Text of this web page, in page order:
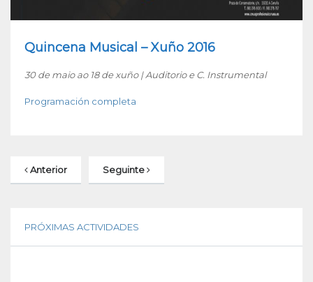
Quincena Musical – Xuño 2016
30 de maio ao 18 de xuño | Auditorio e C. Instrumental
Programación completa
Anterior Seguinte
PRÓXIMAS ACTIVIDADES